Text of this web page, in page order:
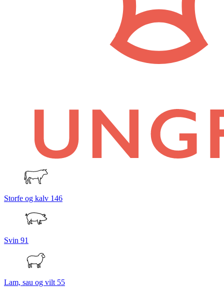
Storfe og kalv 146
Svin 91
Lam, sau og vilt 55